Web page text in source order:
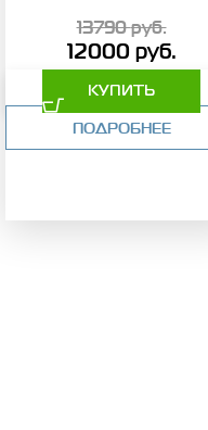
13790руб.
12000 руб.
КУПИТЬ
ПОДРОБНЕЕ